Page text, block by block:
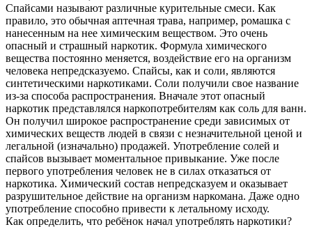
Спайсами называют различные курительные смеси. Как
правило, это обычная аптечная трава, например, ромашка с
нанесенным на нее химическим веществом. Это очень
опасный и страшный наркотик. Формула химического
вещества постоянно меняется, воздействие его на организм
человека непредсказуемо. Спайсы, как и соли, являются
синтетическими наркотиками. Соли получили свое название
из-за способа распространения. Вначале этот опасный
наркотик представлялся наркопотребителям как соль для ванн.
Он получил широкое распространение среди зависимых от
химических веществ людей в связи с незначительной ценой и
легальной (изначально) продажей. Употребление солей и
спайсов вызывает моментальное привыкание. Уже после
первого употребления человек не в силах отказаться от
наркотика. Химический состав непредсказуем и оказывает
разрушительное действие на организм наркомана. Даже одно
употребление способно привести к летальному исходу.
Как определить, что ребёнок начал употреблять наркотики?